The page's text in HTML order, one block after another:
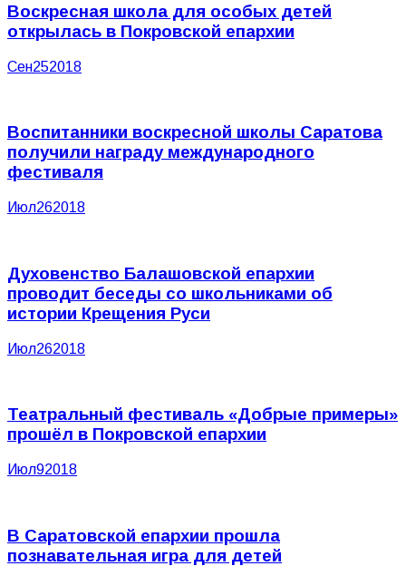
Воскресная школа для особых детей
открылась в Покровской епархии
Сен252018
Воспитанники воскресной школы Саратова
получили награду международного
фестиваля
Июл262018
Духовенство Балашовской епархии
проводит беседы со школьниками об
истории Крещения Руси
Июл262018
Театральный фестиваль «Добрые примеры»
прошёл в Покровской епархии
Июл92018
В Саратовской епархии прошла
познавательная игра для детей